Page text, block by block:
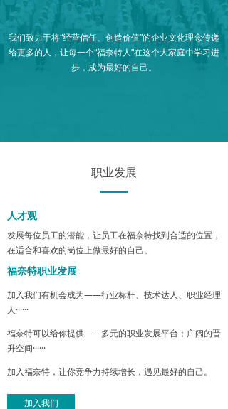
我们致力于将“经营信任、创造价值”的企业文化理念传递
给更多的人，让每一个“福奈特人”在这个大家庭中学习进
步，成为最好的自己。
职业发展
福奈特职业发展
加入我们有机会成为——行业标杆、技术达人、职业经理
人······
福奈特可以给你提供——多元的职业发展平台；广阔的晋
升空间······
加入福奈特，让你竞争力持续增长，遇见最好的自己。
加入我们
人才观
发展每位员工的潜能，让员工在福奈特找到合适的位置，
在适合和喜欢的岗位上做最好的自己。